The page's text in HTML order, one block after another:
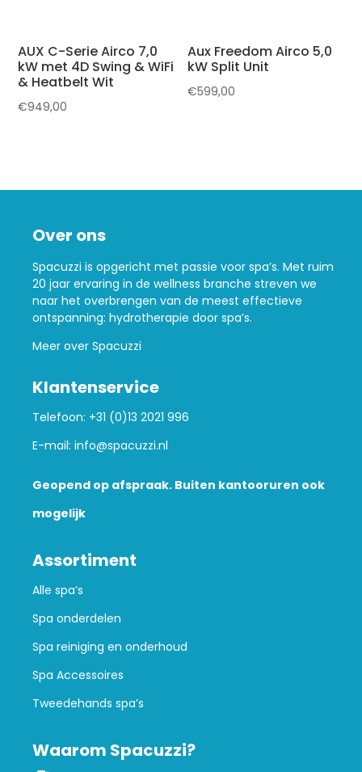
AUX C-Serie Airco 7,0
kW met 4D Swing & WiFi
& Heatbelt Wit
€949,00
Aux Freedom Airco 5,0
kW Split Unit
€599,00
Over ons
Spacuzzi is opgericht met passie voor spa’s. Met ruim
20 jaar ervaring in de wellness branche streven we
naar het overbrengen van de meest effectieve
ontspanning: hydrotherapie door spa’s.
Meer over Spacuzzi
Klantenservice
Telefoon: +31 (0)13 2021 996
E-mail: info@spacuzzi.nl
Geopend op afspraak. Buiten kantooruren ook
mogelijk
Assortiment
Alle spa’s
Spa onderdelen
Spa reiniging en onderhoud
Spa Accessoires
Tweedehands spa’s
Waarom Spacuzzi?